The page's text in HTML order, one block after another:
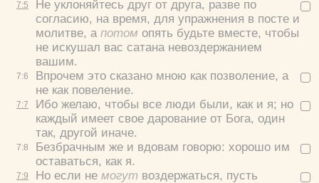
7:5
7:6
7:7
7:8
7:9
Не уклоняйтесь друг от друга, разве по
согласию, на время, для упражнения в посте и
молитве, а потом опять будьте вместе, чтобы
не искушал вас сатана невоздержанием
вашим.
Впрочем это сказано мною как позволение, а
не как повеление.
Ибо желаю, чтобы все люди были, как и я; но
каждый имеет свое дарование от Бога, один
так, другой иначе.
Безбрачным же и вдовам говорю: хорошо им
оставаться, как я.
Но если не могут воздержаться, пусть